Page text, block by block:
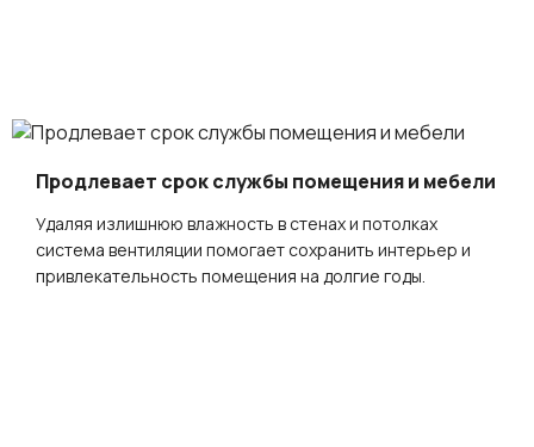
Продлевает срок службы помещения и мебели
Удаляя излишнюю влажность в стенах и потолках
система вентиляции помогает сохранить интерьер и
привлекательность помещения на долгие годы.